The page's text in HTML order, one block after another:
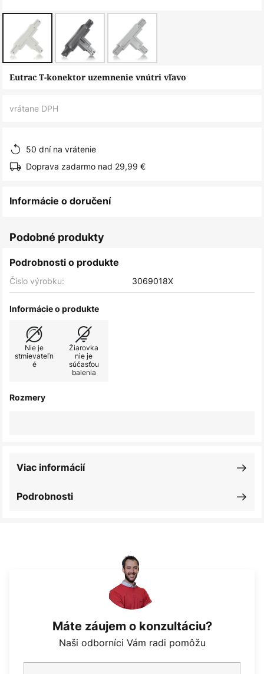
Preskočiť
Eutrac T-konektor uzemnenie vnútri vľavo
vrátane DPH
50 dní na vrátenie
Doprava zadarmo nad 29,99 €
Informácie o doručení
Podobné produkty
Podrobnosti o produkte
Číslo výrobku: 3069018X
Informácie o produkte
Nie je
stmievateľn
é
Žiarovka
nie je
súčasťou
balenia
Rozmery
Podrobnosti
Viac informácií
Máte záujem o konzultáciu?
Naši odborníci Vám radi pomôžu